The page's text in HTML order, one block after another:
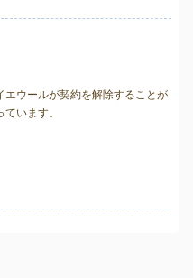
エウールが契約を解除することが
います。